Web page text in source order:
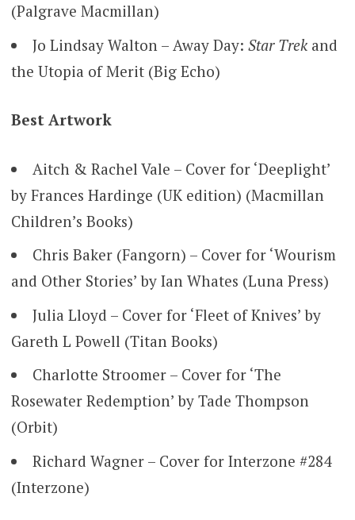
(Palgrave Macmillan)
Jo Lindsay Walton – Away Day: Star Trekand
the Utopia of Merit (Big Echo)
Best Artwork
Aitch & Rachel Vale – Cover for ‘Deeplight’
by Frances Hardinge (UK edition) (Macmillan
Children’s Books)
Chris Baker (Fangorn) – Cover for ‘Wourism
and Other Stories’ by Ian Whates (Luna Press)
Julia Lloyd – Cover for ‘Fleet of Knives’ by
Gareth L Powell (Titan Books)
Charlotte Stroomer – Cover for ‘The
Rosewater Redemption’ by Tade Thompson
(Orbit)
Richard Wagner – Cover for Interzone #284
(Interzone)